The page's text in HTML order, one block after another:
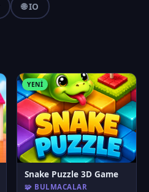
🌐 IO
YENI
Snake Puzzle 3D Game
🧩 BULMACALAR